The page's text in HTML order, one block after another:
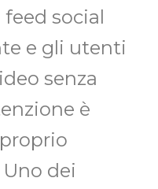
social
e gli utenti
senza
è
dei